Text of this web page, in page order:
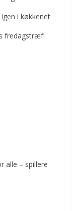
i køkkenet
fredagstræf!
alle – spillere